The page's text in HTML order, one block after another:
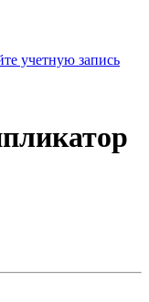
учетную запись